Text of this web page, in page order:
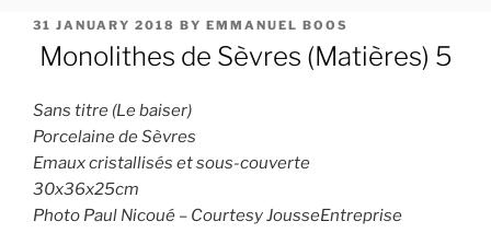
POSTED
ON
31 JANUARY 2018 BY EMMANUEL BOOS
Monolithes de Sèvres (Matières) 5
Sans titre (Le baiser)
Porcelaine de Sèvres
Emaux cristallisés et sous-couverte
30x36x25cm
Photo Paul Nicoué – Courtesy JousseEntreprise